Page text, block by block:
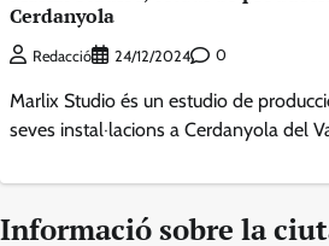
Cerdanyola
Redacció 24/12/2024 0
Marlix Studio és un estudio de
seves instal·lacions a Cerdanyola del
Informació sobre la